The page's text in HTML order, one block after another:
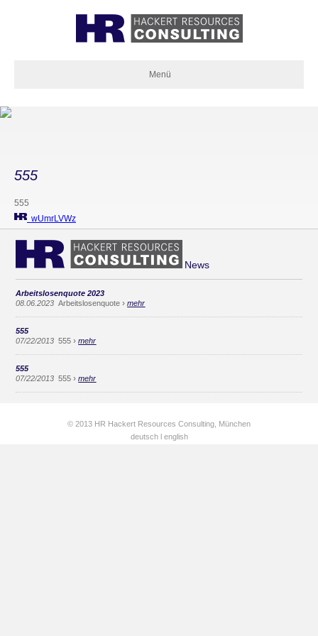
Menü
555
555
wUmrLVWz
News
Arbeitslosenquote 2023
08.06.2023 Arbeitslosenquote ›mehr
555
07/22/2013 555 ›mehr
555
07/22/2013 555 ›mehr
© 2013 HR Hackert Resources Consulting, München
deutsch l english